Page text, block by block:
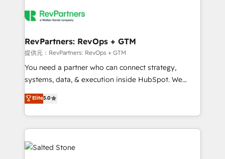
multi-region migrations to AI-powered automation,
scale. 🏆 HubSpot’s CEO called us “the partner of the
future.” Others agree it is proof of trust built through
measurable impact.
RevPartners: RevOps + GTM
提供元：RevPartners: RevOps + GTM
You need a partner who can connect strategy,
systems, data, & execution inside HubSpot. We
bridge the gap where most agencies fall short by
combining GTM strategy with technical execution to
solve the right problem with the right solution. As the
only firm in the world to hold Elite Partner
Accreditations with both HubSpot and Clay, our
clients gain a unique advantage in CRM architecture,
Elite5.0